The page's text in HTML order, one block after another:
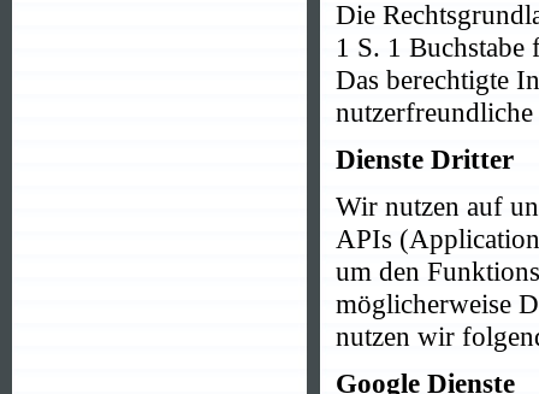
Die
1 S. 1
Das berechtigte
nutzerfreundliche
Dienste Dritter
Wir nutzen auf
APIs
um den
möglicherweise
nutzen wir
Google Dienste